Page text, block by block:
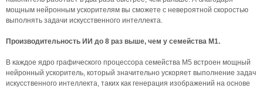
мощным нейронным ускорителям вы сможете с невероятной скоростью
выполнять задачи искусственного интеллекта.
Производительность ИИ до 8 раз выше, чем у семейства M1.
В каждое ядро ​​графического процессора семейства M5 встроен мощный
нейронный ускоритель, который значительно ускоряет выполнение задач
искусственного интеллекта, таких как генерация изображений на основе